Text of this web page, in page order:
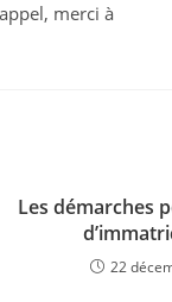
merci à
Les démarches
22